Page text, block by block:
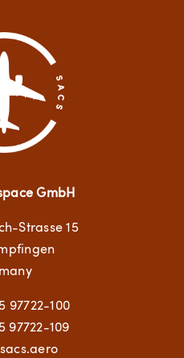
GmbH
Strasse 15
97722-100
97722-109